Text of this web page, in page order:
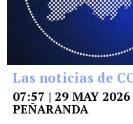
Las noticias de
07:57 | 29 MAY 2026
PEÑARANDA